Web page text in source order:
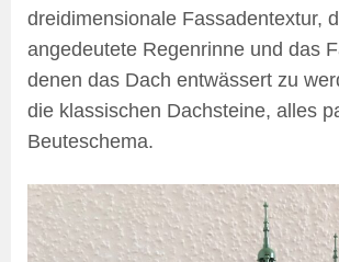
dreidimensionale Fassadentextur,
angedeutete Regenrinne und das
denen das Dach entwässert zu
die klassischen Dachsteine, alles
Beuteschema.